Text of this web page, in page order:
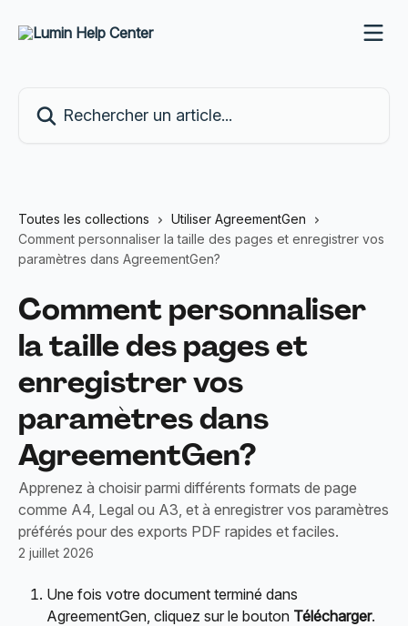
Toutes les collections
Utiliser AgreementGen
Comment personnaliser la taille des pages et enregistrer vos
paramètres dans AgreementGen?
Comment personnaliser
la taille des pages et
enregistrer vos
paramètres dans
AgreementGen?
Apprenez à choisir parmi différents formats de page
comme A4, Legal ou A3, et à enregistrer vos paramètres
préférés pour des exports PDF rapides et faciles.
2 juillet 2026
Une fois votre document terminé dans
AgreementGen, cliquez sur le bouton Télécharger.